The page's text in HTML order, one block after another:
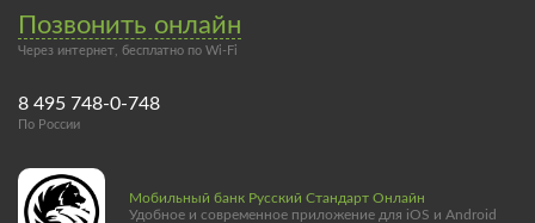
Позвонить онлайн
Через интернет, бесплатно по Wi-Fi
8 495 748-0-748
По России
Мобильный банк Русский Стандарт Онлайн
Удобное и современное приложение для iOS и Android